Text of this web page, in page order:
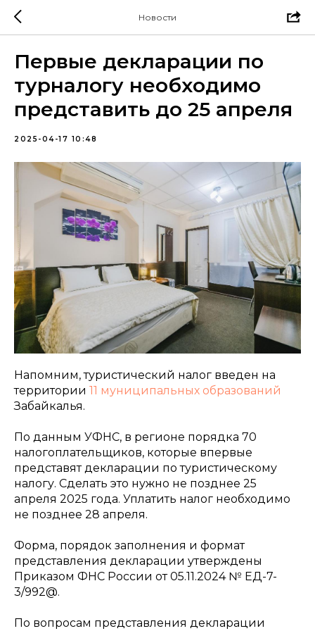
Новости
Первые декларации по
турналогу необходимо
представить до 25 апреля
2025-04-17 10:48
Напомним, туристический налог введен на
территории 11 муниципальных образований
Забайкалья.
По данным УФНС, в регионе порядка 70
налогоплательщиков, которые впервые
представят декларации по туристическому
налогу. Сделать это нужно не позднее 25
апреля 2025 года. Уплатить налог необходимо
не позднее 28 апреля.
Форма, порядок заполнения и формат
представления декларации утверждены
Приказом ФНС России от 05.11.2024 № ЕД-7-
3/992@.
По вопросам представления декларации